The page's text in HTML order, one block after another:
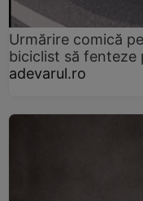
Urmărire comică
biciclist să fenteze
adevarul.ro